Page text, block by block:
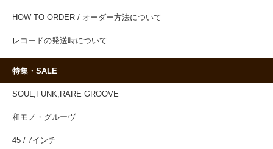
HOW TO ORDER / オーダー方法について
レコードの発送時について
特集・SALE
SOUL,FUNK,RARE GROOVE
和モノ・グルーヴ
45 / 7インチ